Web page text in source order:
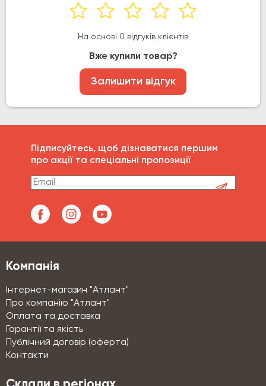
На основі 0 відгуків клієнтів
Вже купили товар?
Залишити відгук
Підписуйтесь, щоб дізнаватися першим
про акції та спеціальні пропозиції
Компанія
Інтернет-магазин "Атлант"
Про компанію "Атлант"
Оплата та доставка
Гарантії та якість
Публічний договір (оферта)
Контакти